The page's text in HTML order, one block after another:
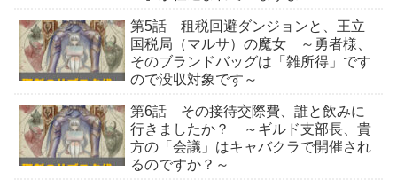
第5話 租税回避ダンジョンと、王立
国税局（マルサ）の魔女 ～勇者様、
そのブランドバッグは「雑所得」です
ので没収対象です～
第6話 その接待交際費、誰と飲みに
行きましたか？ ～ギルド支部長、貴
方の「会議」はキャバクラで開催され
るのですか？～